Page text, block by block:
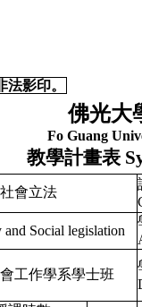
影印。
佛光大
Fo Guang
教學計畫表
會立法
and Social legislation
工作學系學士班